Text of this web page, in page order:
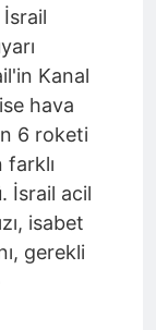
Kanal
hava
6 roketi
farklı
İsrail acil
isabet
gerekli